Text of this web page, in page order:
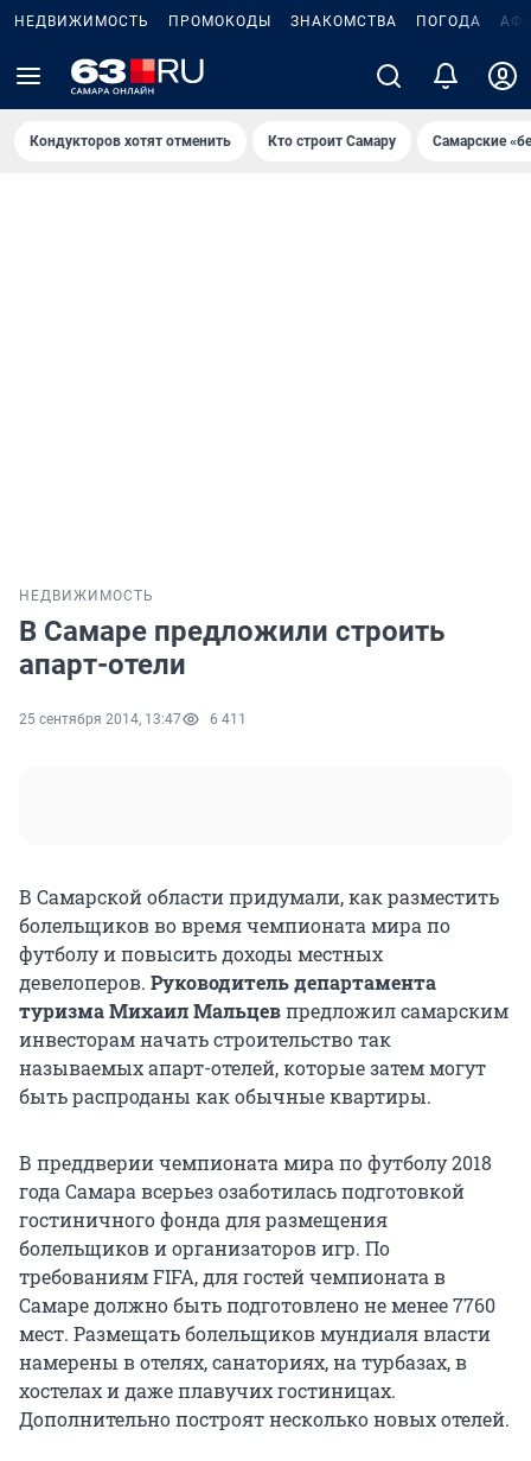
НЕДВИЖИМОСТЬ ПРОМОКОДЫ ЗНАКОМСТВА ПОГОДА
Кондукторов хотят отменить Кто строит Самару Самарские
НЕДВИЖИМОСТЬ
В Самаре предложили строить
апарт-отели
25 сентября 2014, 13:47 6 411
В Самарской области придумали, как разместить
болельщиков во время чемпионата мира по
футболу и повысить доходы местных
девелоперов. Руководитель департамента
туризма Михаил Мальцевпредложил самарским
инвесторам начать строительство так
называемых апарт-отелей, которые затем могут
быть распроданы как обычные квартиры.
В преддверии чемпионата мира по футболу 2018
года Самара всерьез озаботилась подготовкой
гостиничного фонда для размещения
болельщиков и организаторов игр. По
требованиям FIFA, для гостей чемпионата в
Самаре должно быть подготовлено не менее 7760
мест. Размещать болельщиков мундиаля власти
намерены в отелях, санаториях, на турбазах, в
хостелах и даже плавучих гостиницах.
Дополнительно построят несколько новых отелей.